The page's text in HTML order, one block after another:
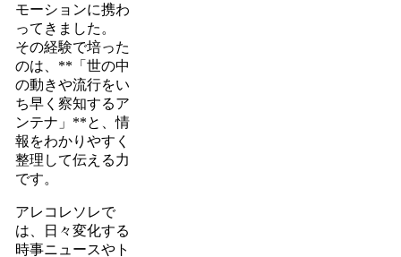
モーションに携わ
ってきました。
その経験で培った
のは、**「世の中
の動きや流行をい
ち早く察知するア
ンテナ」**と、情
報をわかりやすく
整理して伝える力
です。
アレコレソレで
は、日々変化する
時事ニュースやト